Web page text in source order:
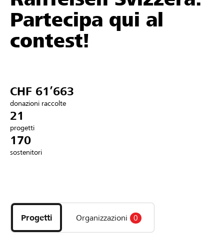
Sostenere
Aiuto & supporto
Collegarsi
Registrazione
Partecipa qui al
contest!
CHF 61’663
donazioni raccolte
21
progetti
170
sostenitori
i
progetti
e
Progetti Organizzazioni 0